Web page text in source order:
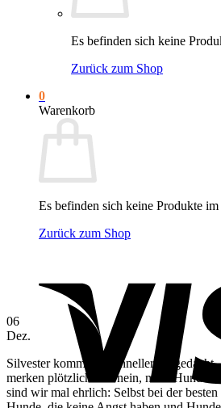
Es befinden sich keine
Zurück zum Shop
0
Warenkorb
Es befinden sich keine Produkte
Zurück zum Shop
06
Dez.
Silvester kommt oft schneller als gedacht
merken plötzlich: Oh nein, mein Hund
sind wir mal ehrlich: Selbst bei der